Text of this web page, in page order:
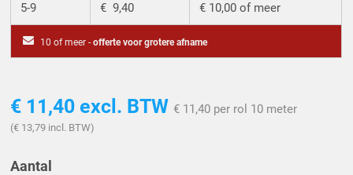
5-9 € 9,40 € 10,00 of meer
10 of meer -offerte voor grotere afname
€ 11,40 excl. BTW € 11,40 per rol 10 meter
(€ 13,79 incl. BTW)
Aantal